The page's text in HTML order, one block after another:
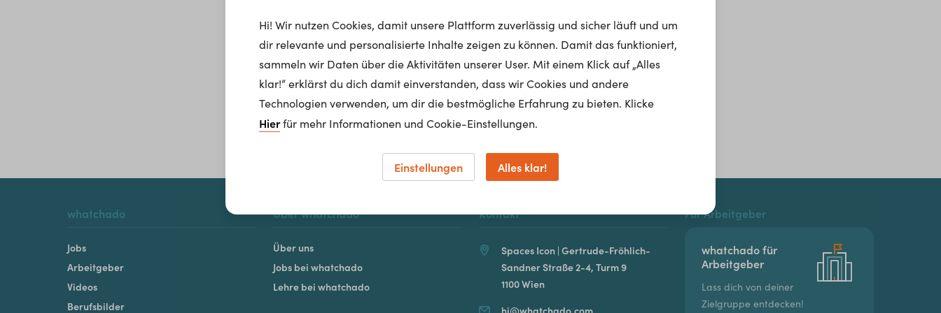
Homepage
whatchado
Jobs
Arbeitgeber
Videos
Berufsbilder
Über whatchado
Über uns
Jobs bei whatchado
Lehre bei whatchado
Kontakt
Spaces Icon | Gertrude-Fröhlich-
Sandner Straße 2-4, Turm 9
1100 Wien
hi@whatchado.com
Für Arbeitgeber
whatchado für
Arbeitgeber
Lass dich von deiner
Zielgruppe entdecken!
Hi! Wir nutzen Cookies, damit unsere Plattform zuverlässig und sicher läuft und um
dir relevante und personalisierte Inhalte zeigen zu können. Damit das funktioniert,
sammeln wir Daten über die Aktivitäten unserer User. Mit einem Klick auf „Alles
klar!“ erklärst du dich damit einverstanden, dass wir Cookies und andere
Technologien verwenden, um dir die bestmögliche Erfahrung zu bieten. Klicke
Hierfür mehr Informationen und Cookie-Einstellungen.
Einstellungen Alles klar!